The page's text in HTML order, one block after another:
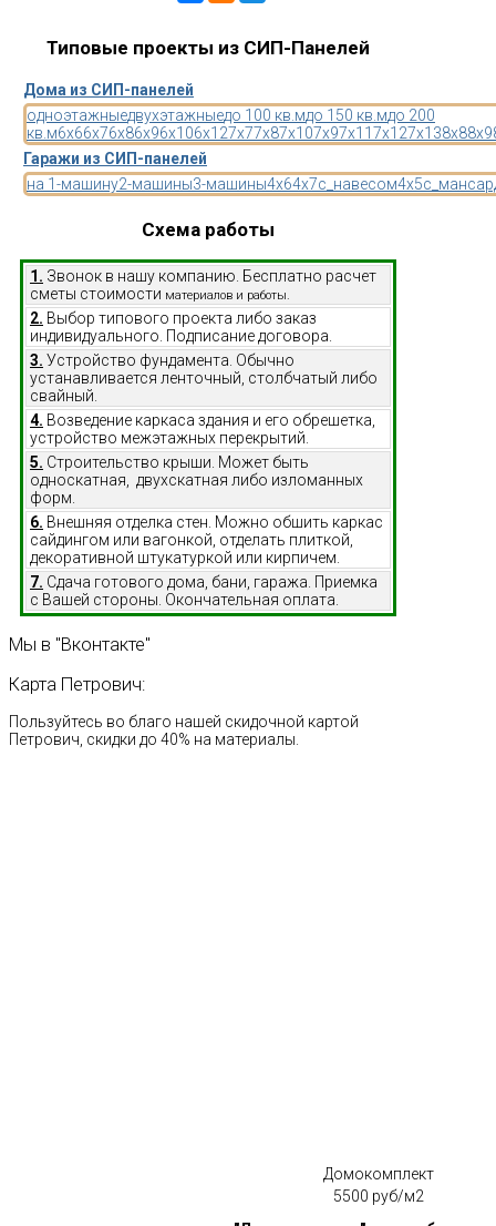
Типовые проекты из СИП-Панелей
Дома из СИП-панелей
одноэтажныедвухэтажныедо 100 кв.мдо 150 кв.мдо 200
кв.м6x66x76x86x96x106x127x77x87x107x97x11 7x127x138x88x9
Гаражи из СИП-панелей
на 1-машину2-машины3-машины4x64x7с_навесом4x5
Схема работы
1. Звонок в нашу компанию. Бесплатно расчет
сметы стоимости материалов и работы.
2. Выбор типового проекта либо заказ
индивидуального. Подписание договора.
3. Устройство фундамента. Обычно
устанавливается ленточный, столбчатый либо
свайный.
4. Возведение каркаса здания и его обрешетка,
устройство межэтажных перекрытий.
5. Строительство крыши. Может быть
односкатная, двухскатная либо изломанных
форм.
6. Внешняя отделка стен. Можно обшить каркас
сайдингом или вагонкой, отделать плиткой,
декоративной штукатуркой или кирпичем.
7. Сдача готового дома, бани, гаража. Приемка
с Вашей стороны. Окончательная оплата.
Мы в "Вконтакте"
Карта Петрович:
Пользуйтесь во благо нашей скидочной картой
Петрович, скидки до 40% на материалы.
Домокомплект
5500 руб/м2